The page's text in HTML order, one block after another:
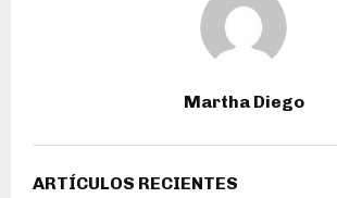
Martha Diego
ARTÍCULOS RECIENTES